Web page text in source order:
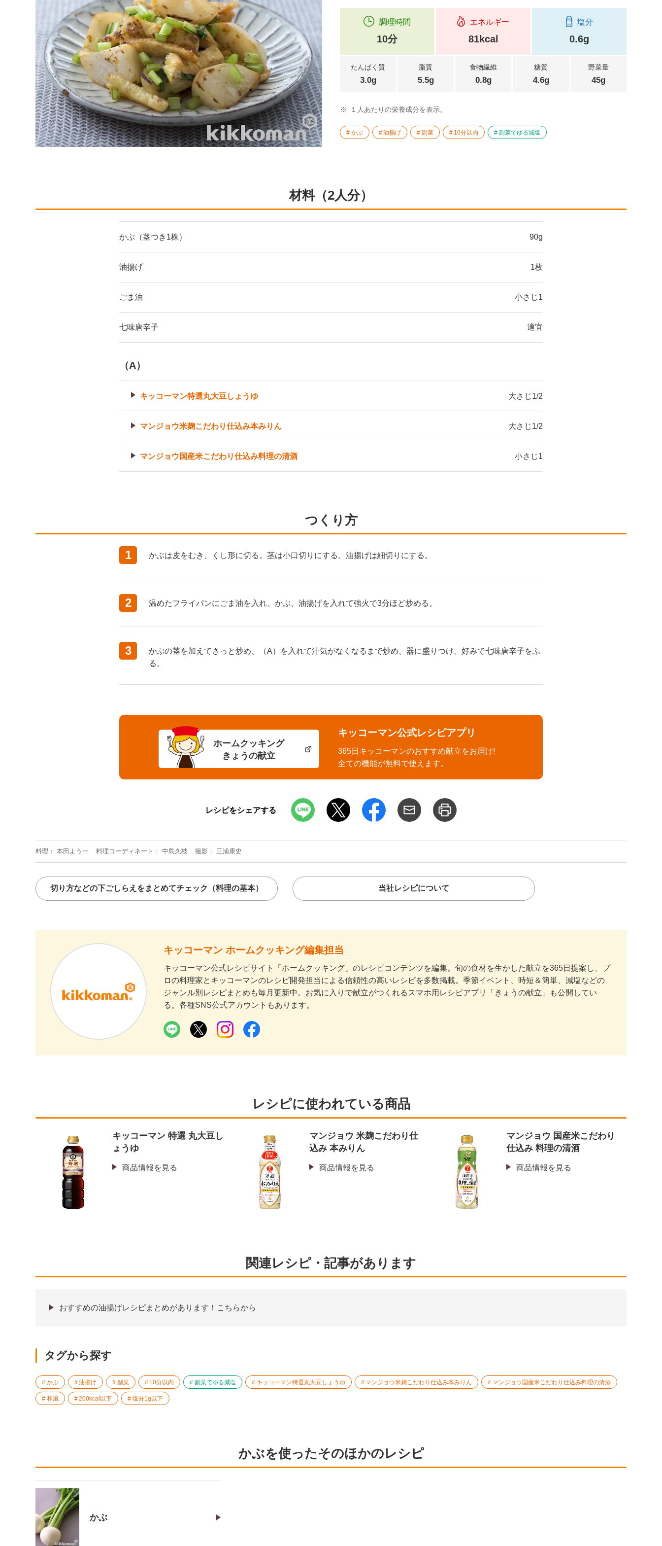
調理時間
10分
エネルギー
81kcal
塩分
0.6g
たんぱく質
3.0g
脂質
5.5g
食物繊維
0.8g
糖質
4.6g
野菜量
45g
※ １人あたりの栄養成分を表示。
かぶ 油揚げ 副菜 10分以内 副菜でゆる減塩
材料（2人分）
かぶ（茎つき1株） 90g
油揚げ 1枚
ごま油 小さじ1
七味唐辛子 適宜
（A）
キッコーマン特選丸大豆しょうゆ 大さじ1/2
マンジョウ米麹こだわり仕込み本みりん 大さじ1/2
マンジョウ国産米こだわり仕込み料理の清酒 小さじ1
つくり方
1 かぶは皮をむき、くし形に切る。茎は小口切りにする。油揚げは細切りにする。
2 温めたフライパンにごま油を入れ、かぶ、油揚げを入れて強火で3分ほど炒める。
3
かぶの茎を加えてさっと炒め、（A）を入れて汁気がなくなるまで炒め、器に盛りつけ、好みで七味唐辛子をふ
る。
ホームクッキング
きょうの献立
キッコーマン公式レシピアプリ
365日キッコーマンのおすすめ献立をお届け!
全ての機能が無料で使えます。
レシピをシェアする
料理 本田よう一 料理コーディネート 中島久枝 撮影 三浦康史
切り方などの下ごしらえをまとめてチェック （料理の基本） 当社レシピについて
キッコーマン ホームクッキング編集担当
キッコーマン公式レシピサイト「ホームクッキング」のレシピコンテンツを編集。旬の食材を生かした献立を365日提案し、プ
ロの料理家とキッコーマンのレシピ開発担当による信頼性の高いレシピを多数掲載。季節イベント、時短＆簡単、減塩などの
ジャンル別レシピまとめも毎月更新中。お気に入りで献立がつくれるスマホ用レシピアプリ「きょうの献立」も公開してい
る。各種SNS公式アカウントもあります。
レシピに使われている商品
キッコーマン 特選 丸大豆し
ょうゆ
商品情報を見る
マンジョウ 米麹こだわり仕
込み 本みりん
商品情報を見る
マンジョウ 国産米こだわり
仕込み 料理の清酒
商品情報を見る
関連レシピ・記事があります
おすすめの油揚げレシピまとめがあります！こちらから
タグから探す
かぶ 油揚げ 副菜 10分以内 副菜でゆる減塩 キッコーマン特選丸大豆しょうゆ マンジョウ米麹こだわり仕込み本みりん マンジョウ国産米こだわり仕込み料理の清酒
和風 200kcal以下 塩分1g以下
かぶを使ったそのほかのレシピ
かぶ